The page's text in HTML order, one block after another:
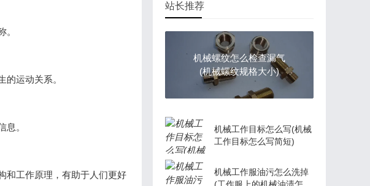
运动关系。
。
和工作原理，有助于人们更好
站长推荐
机械螺纹怎么检查漏气
(机械螺纹规格大小)
机械工作目标怎么写(机械
工作目标怎么写简短)
机械工作服油污怎么洗掉